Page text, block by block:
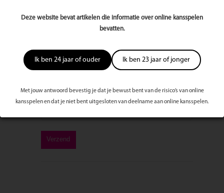
Deze website bevat artikelen die informatie over online kansspelen
bevatten.
Ik ben 24 jaar of ouder Ik ben 23 jaar of jonger
Met jouw antwoord bevestig je dat je bewust bent van de risico’s van online
kansspelen en dat je niet bent uitgesloten van deelname aan online kansspelen.